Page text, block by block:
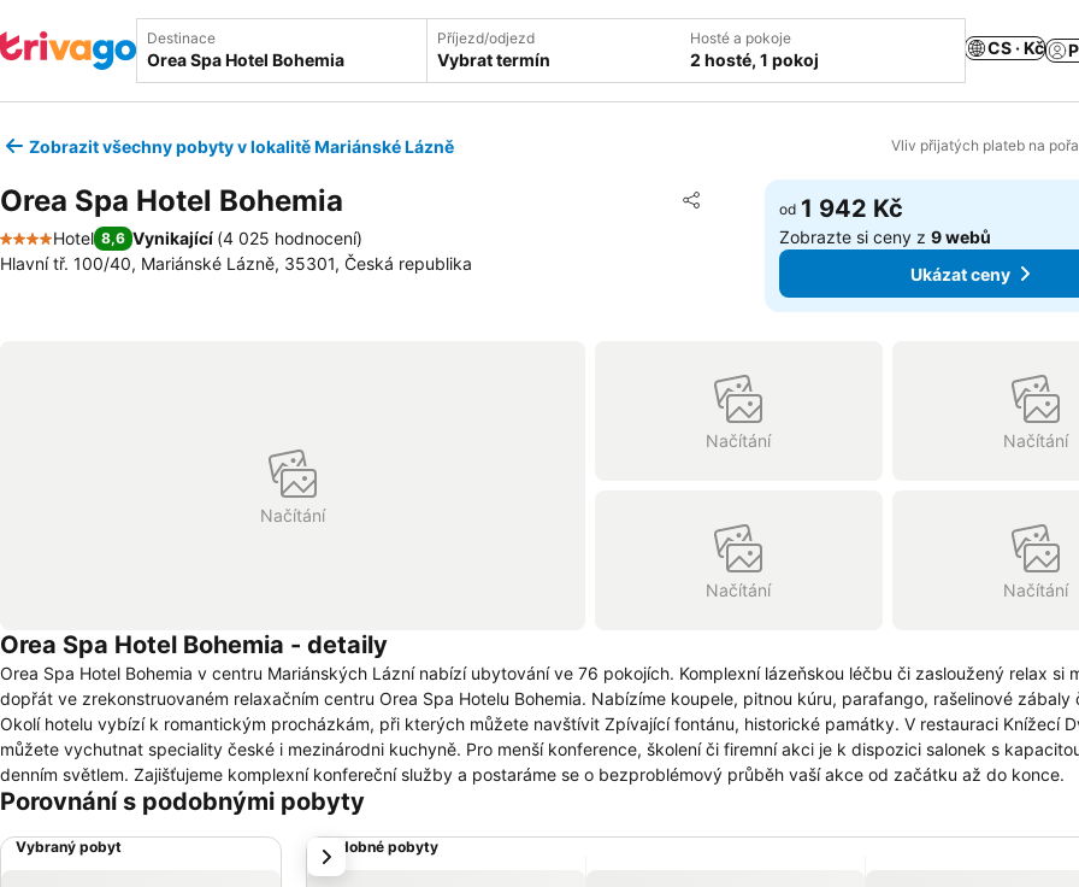
Destinace Příjezd/odjezd
Vybrat termín
Hosté a pokoje
2 hosté, 1 pokoj
CS · Kč
Zobrazit všechny pobyty v lokalitě Mariánské Lázně Vliv přijatých plateb na
Orea Spa Hotel Bohemia Sdílet
Přidat na seznam oblíbených hotelů
4 Počet hvězdiček
Hotel 8,6 Vynikající (4 025 hodnocení)
Hlavní tř. 100/40, Mariánské Lázně, 35301, Česká republika
od 1 942 Kč
Zobrazte si ceny z9 webů
Ukázat ceny
Načítání
Načítání Načítání
Načítání Načítání
Orea Spa Hotel Bohemia - detaily
Orea Spa Hotel Bohemia v centru Mariánských Lázní nabízí ubytování ve 76 pokojích. Komplexní lázeňskou léčbu či zasloužený relax si
dopřát ve zrekonstruovaném relaxačním centru Orea Spa Hotelu Bohemia. Nabízíme koupele, pitnou kúru, parafango, rašelinové zábaly
Okolí hotelu vybízí k romantickým procházkám, při kterých můžete navštívit Zpívající fontánu, historické památky. V restauraci Knížecí Dvůr si
můžete vychutnat speciality české i mezinárodni kuchyně. Pro menší konference, školení či firemní akci je k dispozici salonek s kapacitou 50 míst a
denním světlem. Zajišťujeme komplexní konfereční služby a postaráme se o bezproblémový průběh vaší akce od začátku až do konce.
Porovnání s podobnými pobyty
Vybraný pobyt Podobné pobyty
další